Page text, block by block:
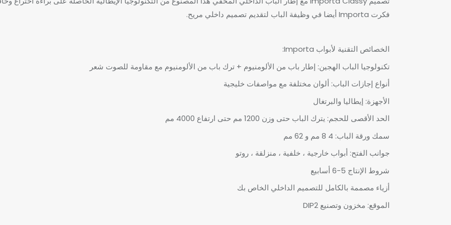
فكرت Importa أيضا في وظيفة الباب لتقديم تصميم داخلي مريح.
الخصائص التقنية لأبواب Importa:
تكنولوجيا الباب الهجين: إطار باب من الألومنيوم + ترك باب من الألومنيوم مع مقاومة للصوت شعر
أنواع إجازات الباب: ألوان مختلفة مع مواصفات خليجية
الأجهزة: إيطاليا والبرتغال
الحد الأقصى للحجم: يترك الباب حتى وزن 1200 مم حتى ارتفاع 4000 مم
سمك ورقة الباب: 4 8 مم و 62 مم
جوانب الفتح: أبواب خارجية ، خلفية ، منزلقة ، روتو
شروط الإنتاج 5-6 أسابيع
أزياء مصممة بالكامل للتصميم الداخلي الخاص بك
الموقع: مخزون وتصنيع DIP2